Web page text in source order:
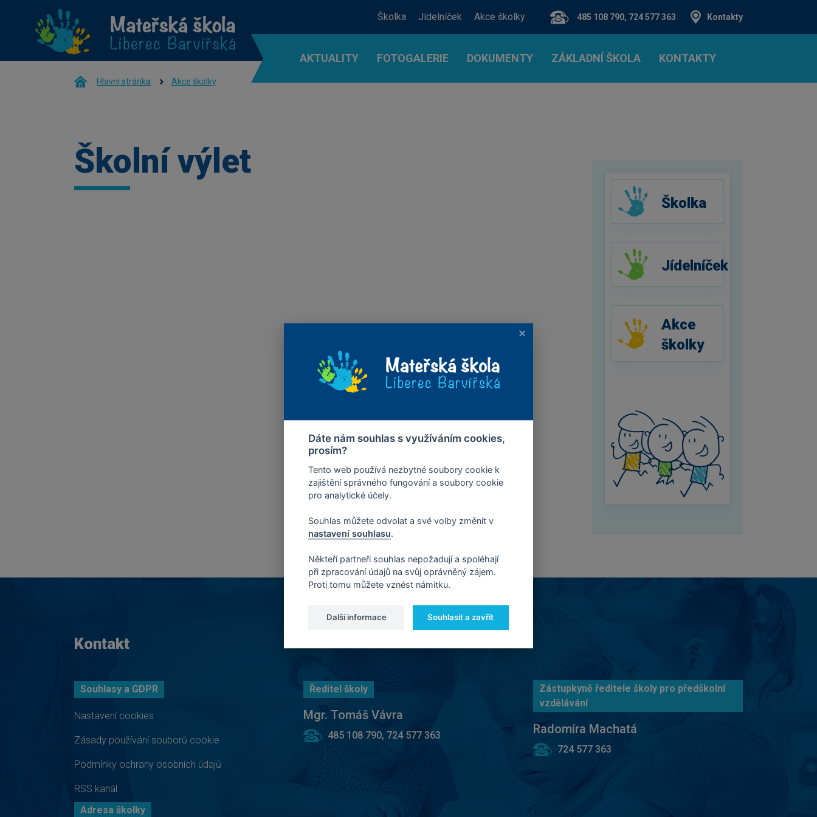
Školka Jídelníček Akce školky 485 108 790, 724 577 363 Kontakty
AKTUALITY FOTOGALERIE DOKUMENTY ZÁKLADNÍ ŠKOLA KONTAKTY
Hlavní stránka Akce školky
Školní výlet
Školka
Jídelníček
Akce
školky
Kontakt
Souhlasy a GDPR
Nastavení cookies
Zásady používání souborů cookie
Podmínky ochrany osobních údajů
RSS kanál
Ředitel školy
Mgr. Tomáš Vávra
485 108 790, 724 577 363
Zástupkyně ředitele školy pro předškolní
vzdělávání
Radomíra Machatá
724 577 363
Adresa školky
Dáte nám souhlas s využíváním cookies,
prosím?
Tento web používá nezbytné soubory cookie k
zajištění správného fungování a soubory cookie
pro analytické účely.
Souhlas můžete odvolat a své volby změnit v
nastavení souhlasu.
Někteří partneři souhlas nepožadují a spoléhají
při zpracování údajů na svůj oprávněný zájem.
Proti tomu můžete vznést námitku.
Další informace Souhlasit a zavřít